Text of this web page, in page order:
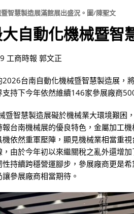
智慧製造展滿館展出盛況。圖/陳聖文
自動化機械暨智
工商時報 郭文正
台南自動化機械暨智慧製造展，
持下今年依然維續146家參展廠商
暨智慧製造展礙於機械業大環境艱困
報台南機械展的優良特色，金屬加工
依然重軍壓陣，顯見機械業相當重
由於今年初以來繼關稅之亂外還增
性持續跨穩營運腳步，參展廠商更是
參展廠商相當期待。